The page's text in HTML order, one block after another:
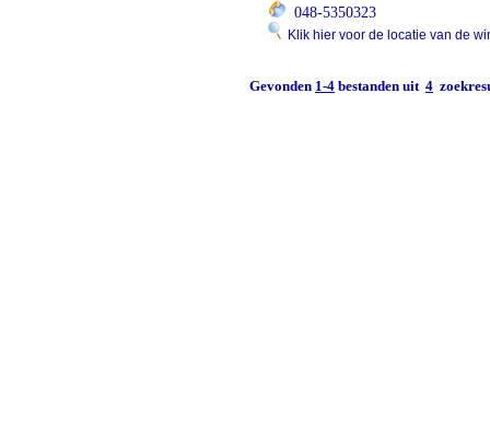
048-5350323
Klik hier voor de locatie van de
Gevonden 1-4 bestanden uit 4